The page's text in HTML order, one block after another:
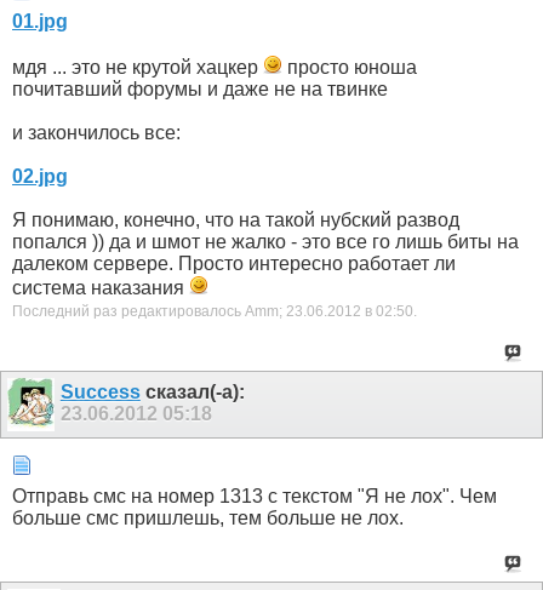
01.jpg
мдя ... это не крутой хацкер
просто юноша
почитавший форумы и даже не на твинке
и закончилось все:
02.jpg
Я понимаю, конечно, что на такой нубский развод
попался )) да и шмот не жалко - это все го лишь биты на
далеком сервере. Просто интересно работает ли
система наказания
Последний раз редактировалось Amm; 23.06.2012 в 02:50.
Successсказал(-а):
23.06.2012 05:18
Отправь смс на номер 1313 с текстом "Я не лох". Чем
больше смс пришлешь, тем больше не лох.